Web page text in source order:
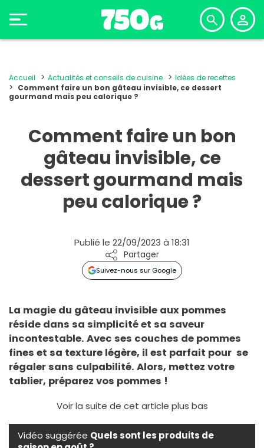
Accueil Actualités et conseils de cuisine
Idées de recettes
Comment faire un bon gâteau invisible, ce dessert
gourmand mais peu calorique ?
Comment faire un bon
gâteau invisible, ce
dessert gourmand mais
peu calorique ?
Publié le 22/09/2023 à 18:31
Partager
Suivez-nous sur Google
La magie du gâteau invisible aux pommes
réside dans sa simplicité et sa saveur
incontestable. Avec ses couches de pommes
fines et sa texture légère, il est parfait pour se
régaler sans culpabilité. Alors, mettez votre
tablier, préparez vos pommes !
Voir la suite de cet article plus bas
Vidéo suggérée Quels sont les produits de